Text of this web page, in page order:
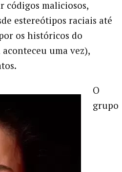
códigos maliciosos,
estereótipos raciais até
os históricos do
uma vez),
O
grupo